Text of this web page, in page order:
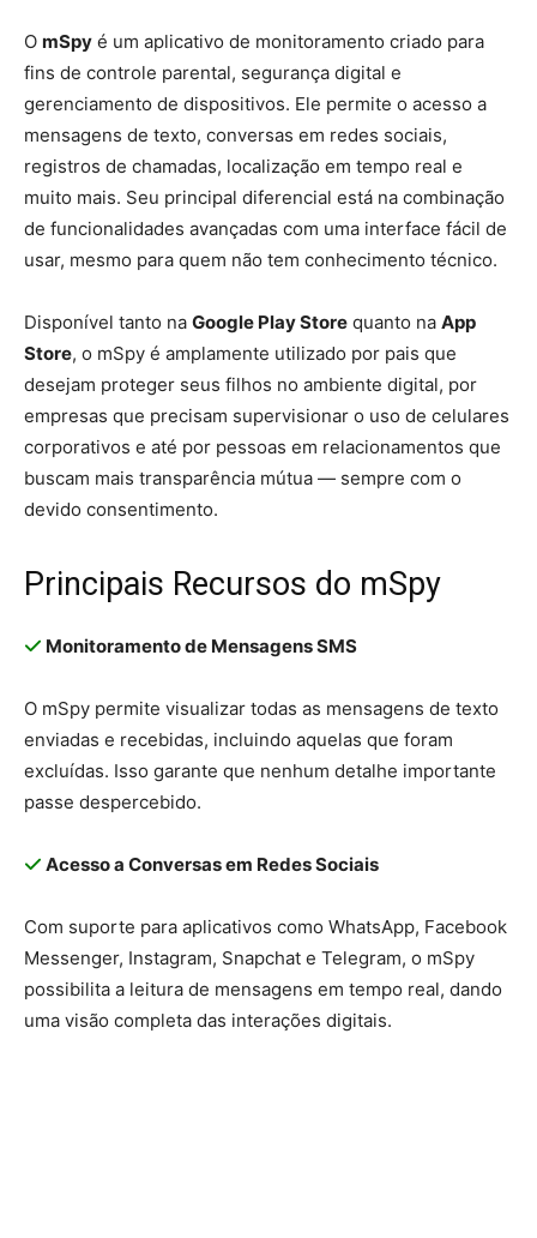
O mSpy é um aplicativo de monitoramento criado para
fins de controle parental, segurança digital e
gerenciamento de dispositivos. Ele permite o acesso a
mensagens de texto, conversas em redes sociais,
registros de chamadas, localização em tempo real e
muito mais. Seu principal diferencial está na combinação
de funcionalidades avançadas com uma interface fácil de
usar, mesmo para quem não tem conhecimento técnico.
Disponível tanto na Google Play Store quanto na App
Store, o mSpy é amplamente utilizado por pais que
desejam proteger seus filhos no ambiente digital, por
empresas que precisam supervisionar o uso de celulares
corporativos e até por pessoas em relacionamentos que
buscam mais transparência mútua — sempre com o
devido consentimento.
Principais Recursos do mSpy
Monitoramento de Mensagens SMS
O mSpy permite visualizar todas as mensagens de texto
enviadas e recebidas, incluindo aquelas que foram
excluídas. Isso garante que nenhum detalhe importante
passe despercebido.
Acesso a Conversas em Redes Sociais
Com suporte para aplicativos como WhatsApp, Facebook
Messenger, Instagram, Snapchat e Telegram, o mSpy
possibilita a leitura de mensagens em tempo real, dando
uma visão completa das interações digitais.